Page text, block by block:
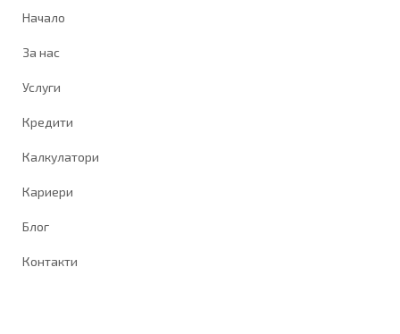
Начало
За нас
Услуги
Кредити
Калкулатори
Кариери
Блог
Контакти